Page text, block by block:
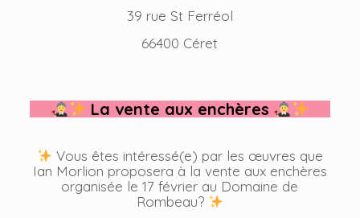
39 rue St Ferréol
66400 Céret
La vente aux enchères
Vous êtes intéressé(e) par les œuvres que
Ian Morlion proposera à la vente aux enchères
organisée le 17 février au Domaine de
Rombeau?